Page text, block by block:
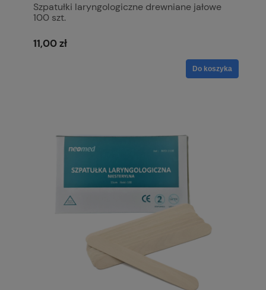
Szpatułki laryngologiczne drewniane jałowe
100 szt.
11,00 zł
Do koszyka